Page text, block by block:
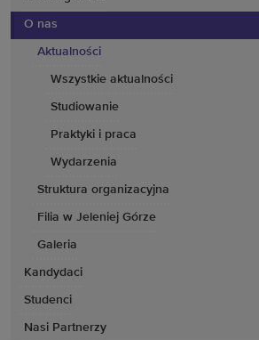
O nas
Aktualności
Wszystkie aktualności
Studiowanie
Praktyki i praca
Wydarzenia
Struktura organizacyjna
Filia w Jeleniej Górze
Galeria
Kandydaci
Studenci
Nasi Partnerzy